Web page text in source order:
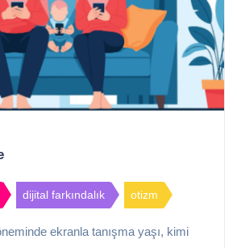
dijital farkındalık otizm
ekranla tanışma yaşı, kimi